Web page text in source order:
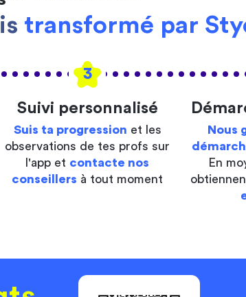
transformé par
3
Suivi personnalisé
Suis ta progression et les
observations de tes profs sur
l'app et contacte nos
conseillers à tout moment
Nous
En